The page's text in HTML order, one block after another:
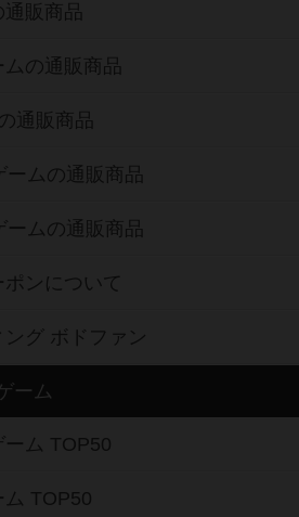
通販商品
の通販商品
通販商品
ームの通販商品
ームの通販商品
ンについて
グ ボドファン
ーム
ム TOP50
ム TOP50